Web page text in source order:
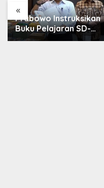
«
Prabowo Instruksikan
Buku Pelajaran SD-
SMA Dibenahi, Jadikan